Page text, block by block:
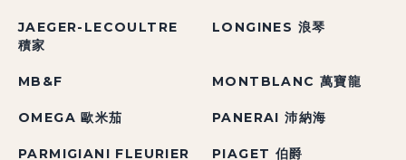
JAEGER-LECOULTRE
積家
LONGINES 浪琴
MB&F MONTBLANC 萬寶龍
OMEGA 歐米茄 PANERAI 沛納海
PARMIGIANI FLEURIER
PIAGET 伯爵